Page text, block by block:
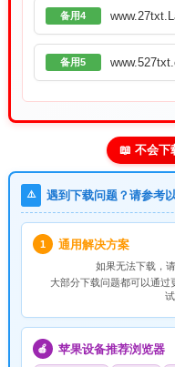
备用4
备用5
📖 不会下
⚠️ 遇到下载问题？请参考
1 通用解决方案
如果无法下载，请
大部分下载问题都可以通过
🍎 苹果设备推荐浏览器